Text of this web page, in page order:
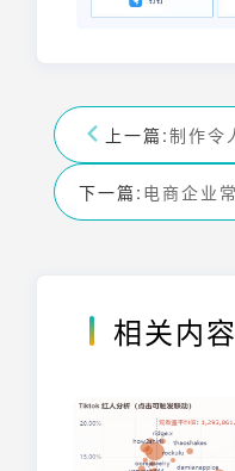
上一篇:
下一篇:
相关内容